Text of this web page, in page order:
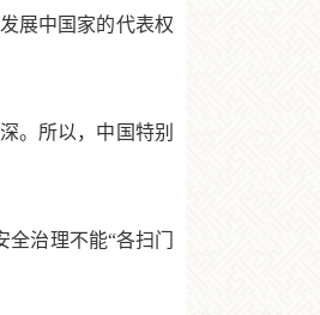
展中国家的代表权
。所以，中国特别
治理不能“各扫门